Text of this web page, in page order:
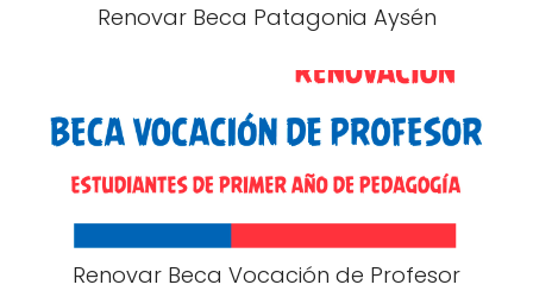
Renovar Beca Patagonia Aysén
Renovar Beca Vocación de Profesor